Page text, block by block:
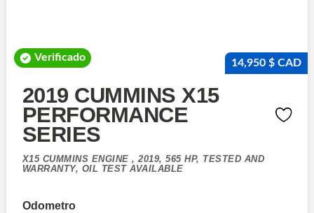
Verificado 14,950 $ CAD
2019 CUMMINS X15
PERFORMANCE
SERIES
X15 CUMMINS ENGINE , 2019, 565 HP, TESTED AND
WARRANTY, OIL TEST AVAILABLE
Odometro